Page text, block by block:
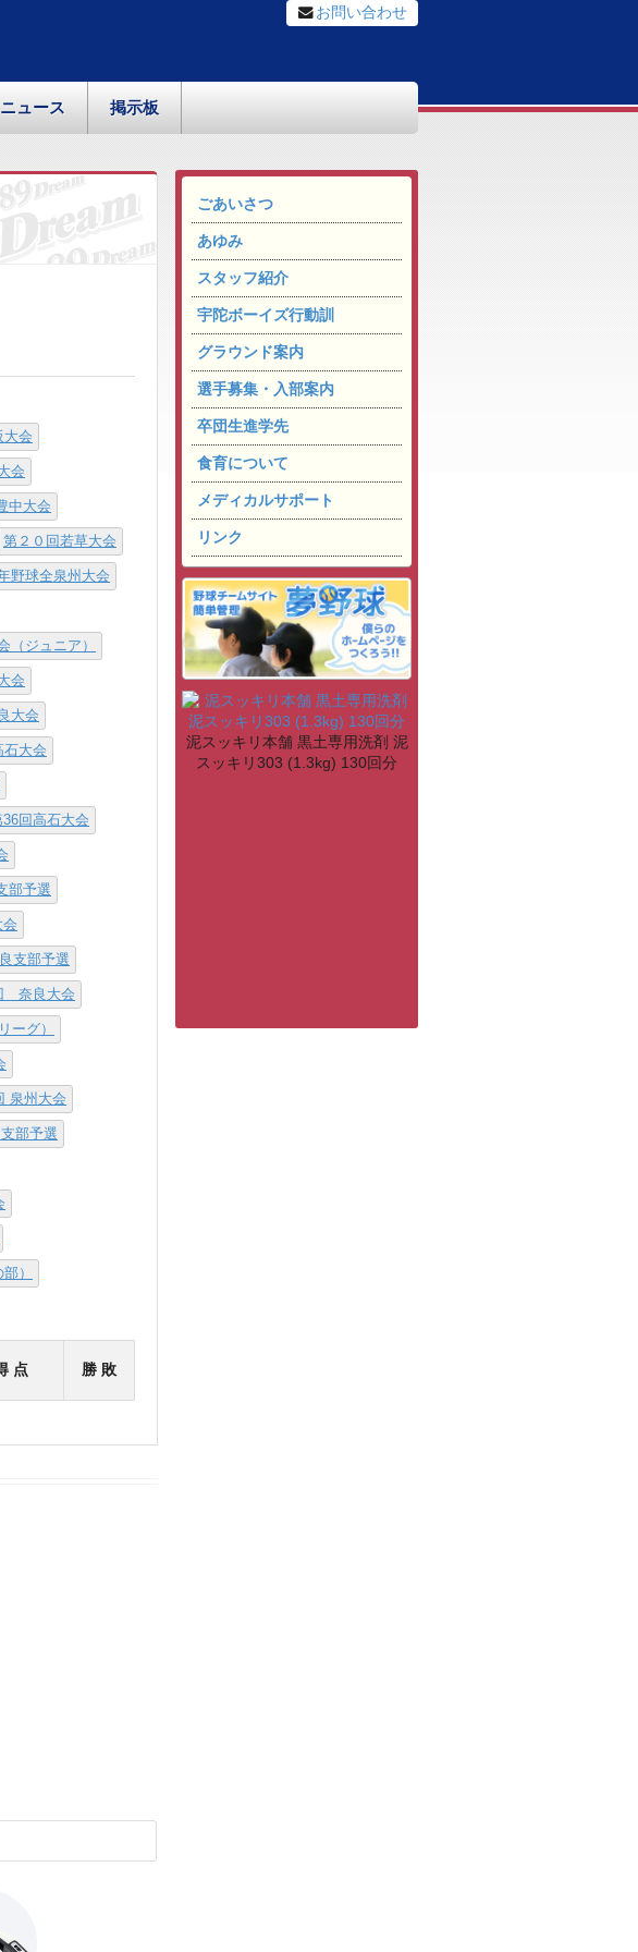
お問い合わせ
ニュース 掲示板
ごあいさつ
あゆみ
スタッフ紹介
宇陀ボーイズ行動訓
グラウンド案内
選手募集・入部案内
卒団生進学先
食育について
メディカルサポート
リンク
泥スッキリ本舗 黒土専用洗剤 泥
スッキリ303 (1.3kg) 130回分
大会
会
中大会
第２０回若草大会
野球全泉州大会
（ジュニア）
会
大会
石大会
36回高石大会
部予選
支部予選
奈良大会
ーグ）
泉州大会
部予選
）
点 勝 敗